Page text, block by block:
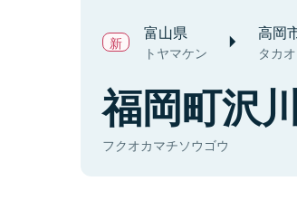
富山県
トヤマケン
高岡
タカ
福岡町沢川
フクオカマチソウゴウ